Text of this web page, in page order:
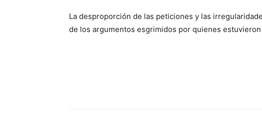
La desproporción de las peticiones y las
de los argumentos esgrimidos por quienes